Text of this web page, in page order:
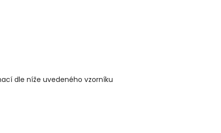
dle níže uvedeného vzorníku